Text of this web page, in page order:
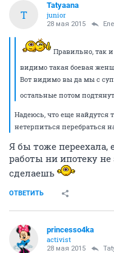
T
Tatyaana
junior
28 мая 2015
Правильно, так
видимо такая боевая
Вот видимо вы да мы с
остальные потом
Надеюсь, что еще найдутся
нетерпиться перебраться
Я бы тоже переехала,
работы ни ипотеку
сделаешь
ОТВЕТИТЬ
princesso4ka
activist
28 мая 2015